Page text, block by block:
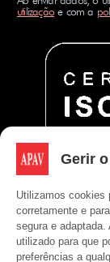
Gerir
Utilizamos cookies
corretamente e
segura e
utilizado para que
preferências a
utilizaçãoe com a